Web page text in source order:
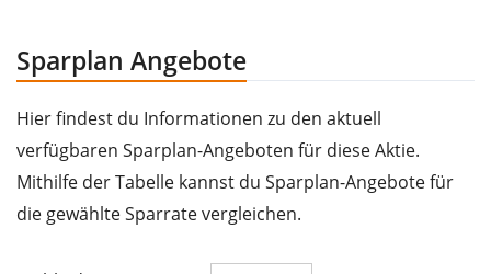
Sparplan Angebote
Hier findest du Informationen zu den aktuell
verfügbaren Sparplan-Angeboten für diese Aktie.
Mithilfe der Tabelle kannst du Sparplan-Angebote für
die gewählte Sparrate vergleichen.